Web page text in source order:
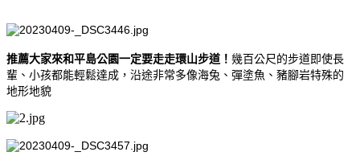
推薦大家來和平島公園一定要走走環山步道！ 幾百公尺的步道即使長
輩、小孩都能輕鬆達成，沿途非常多像海兔、彈塗魚、豬腳岩特殊的
地形地貌